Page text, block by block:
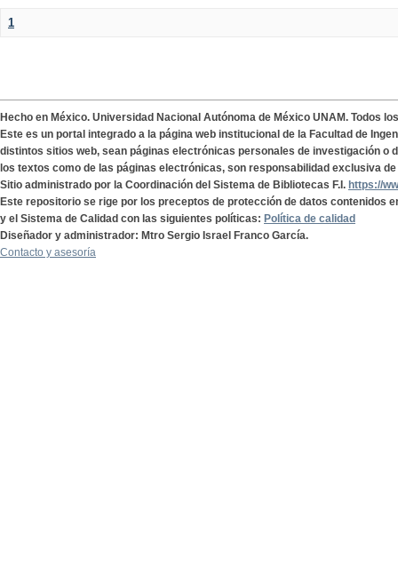
1
Hecho en México. Universidad Nacional Autónoma de México UNAM. Todos
Este es un portal integrado a la página web institucional de la Facultad de
distintos sitios web, sean páginas electrónicas personales de investigación o
los textos como de las páginas electrónicas, son responsabilidad exclusiva
Sitio administrado por la Coordinación del Sistema de Bibliotecas F.I. https://
Este repositorio se rige por los preceptos de protección de datos contenidos
y el Sistema de Calidad con las siguientes políticas: Política de calidad
Diseñador y administrador: Mtro Sergio Israel Franco García.
Contacto y asesoría